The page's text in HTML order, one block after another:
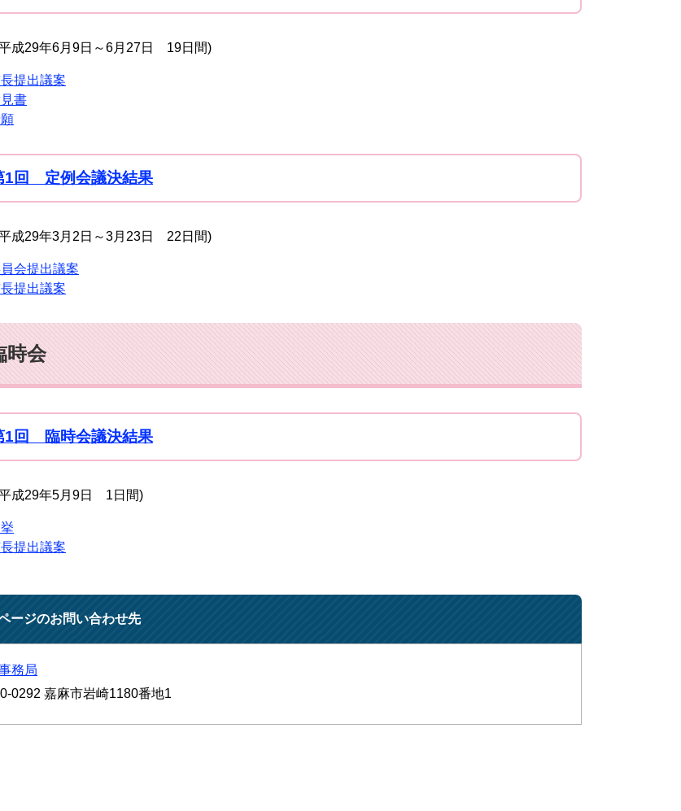
成29年6月9日～6月27日 19日間)
提出議案
書
1回 定例会議決結果
成29年3月2日～3月23日 22日間)
会提出議案
提出議案
時会
1回 臨時会議決結果
成29年5月9日 1日間)
提出議案
ージのお問い合わせ先
務局
0292 嘉麻市岩崎1180番地1